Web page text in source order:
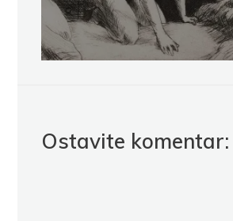
Ostavite komentar: